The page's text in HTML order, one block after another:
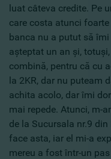
luat câteva credite. Pe
care costa atunci
banca nu a putut să
aşteptat un an şi,
combină, pentru că cu
la 2KR, dar nu puteam
achita acolo, dar îmi
mai repede. Atunci, m-
de la Sucursala nr.9
face asta, iar el mi-a
mereu a fost într-un